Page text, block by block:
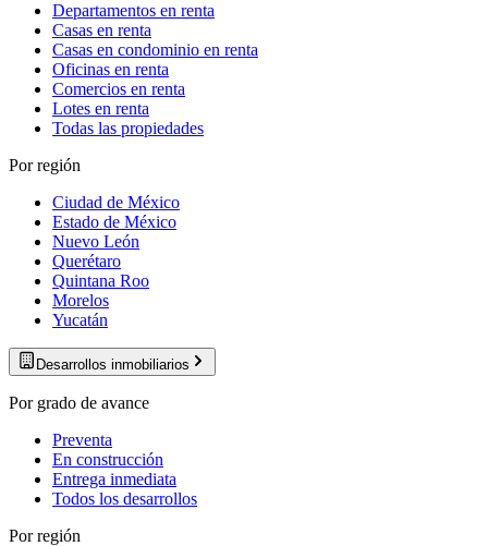
Departamentos en renta
Casas en renta
Casas en condominio en renta
Oficinas en renta
Comercios en renta
Lotes en renta
Todas las propiedades
Por región
Ciudad de México
Estado de México
Nuevo León
Querétaro
Quintana Roo
Morelos
Yucatán
Desarrollos inmobiliarios
Por grado de avance
Preventa
En construcción
Entrega inmediata
Todos los desarrollos
Por región